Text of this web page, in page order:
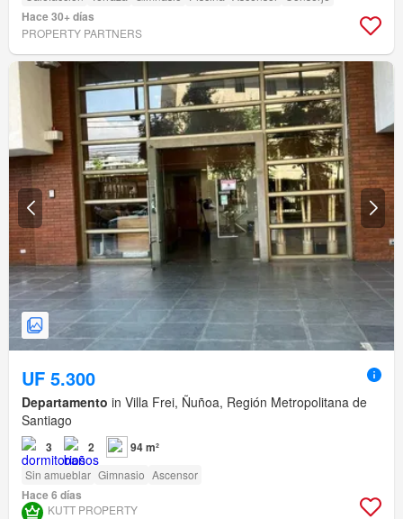
Hace 30+ días
PROPERTY PARTNERS
UF 5.300
Departamento in Villa Frei, Ñuñoa, Región Metropolitana de
Santiago
3 2 94 m²
Sin amueblar Gimnasio Ascensor
Hace 6 días
KUTT PROPERTY